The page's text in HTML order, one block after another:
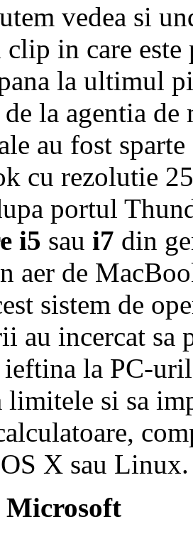
vedea si
in care este
la ultimul
de la agentia
au fost
cu rezolutie
portul
i5 sau i7 din
aer de
sistem de
au incercat sa
la PC-
limitele si sa
X sau Linux.
Microsoft